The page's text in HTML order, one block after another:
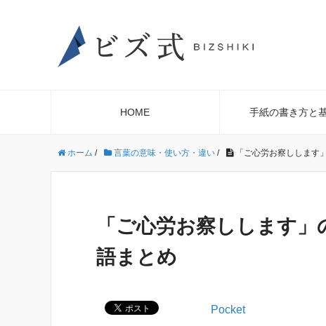
HOME 手紙の書き方と
ホーム / 言葉の意味・使い方・違い / 「ご心労お察しします
「ご心労お察しします
語まとめ
Pocket